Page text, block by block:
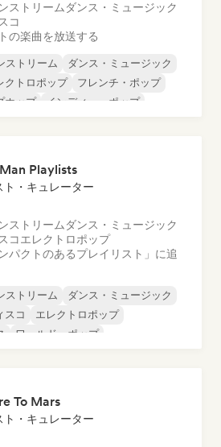
ストリーム ダンス・ミュージック
コ
の楽曲を放送する
ストリーム
ダンス・ミュージック
クトロポップ
フレンチ・ポップ
ホップ インディー・ポップ
Playlists
ト・キュレーター
ストリーム ダンス・ミュージック
コエレクトロポップ
パクトのあるプレイリスト」に追
ストリーム
ダンス・ミュージック
スコ
エレクトロポップ
ワールド・ポップ
To Mars
ト・キュレーター